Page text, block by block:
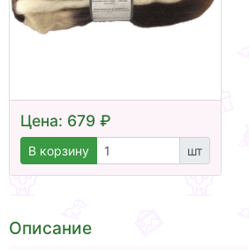
Цена: 679 ₽
В корзину шт
Описание